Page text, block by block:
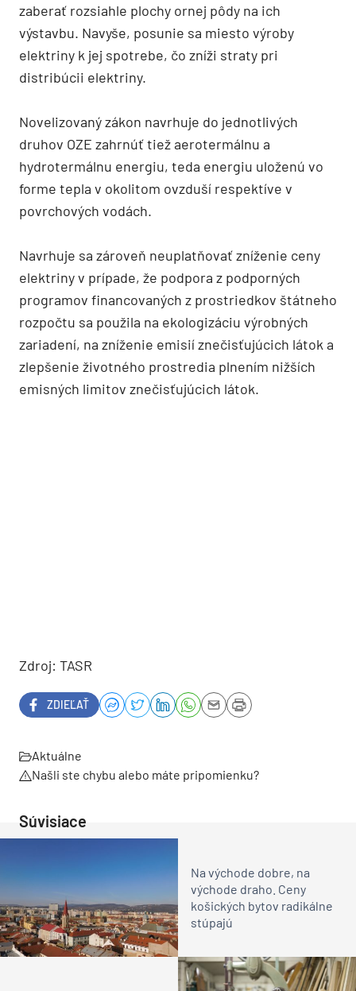
zaberať rozsiahle plochy ornej pôdy na ich
výstavbu. Navyše, posunie sa miesto výroby
elektriny k jej spotrebe, čo zníži straty pri
distribúcii elektriny.
Novelizovaný zákon navrhuje do jednotlivých
druhov OZE zahrnúť tiež aerotermálnu a
hydrotermálnu energiu, teda energiu uloženú vo
forme tepla v okolitom ovzduší respektíve v
povrchových vodách.
Navrhuje sa zároveň neuplatňovať zníženie ceny
elektriny v prípade, že podpora z podporných
programov financovaných z prostriedkov štátneho
rozpočtu sa použila na ekologizáciu výrobných
zariadení, na zníženie emisií znečisťujúcich látok a
zlepšenie životného prostredia plnením nižších
emisných limitov znečisťujúcich látok.
Zdroj: TASR
ZDIEĽAŤ
Aktuálne
Našli ste chybu alebo máte pripomienku?
Súvisiace
Na východe dobre, na
východe draho. Ceny
košických bytov radikálne
stúpajú